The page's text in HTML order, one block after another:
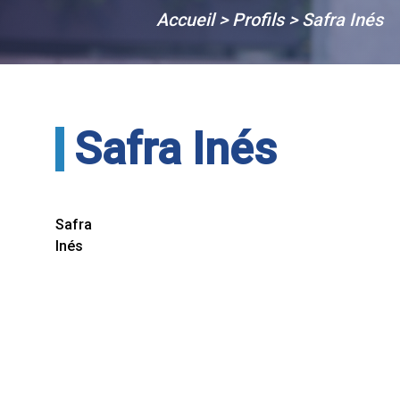
Accueil>Profils>Safra Inés
Safra Inés
Safra
Inés